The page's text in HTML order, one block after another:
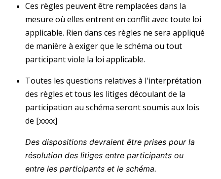
Ces règles peuvent être remplacées dans la
mesure où elles entrent en conflit avec toute loi
applicable. Rien dans ces règles ne sera appliqué
de manière à exiger que le schéma ou tout
participant viole la loi applicable.
Toutes les questions relatives à l'interprétation
des règles et tous les litiges découlant de la
participation au schéma seront soumis aux lois
de [xxxx]
Des dispositions devraient être prises pour la
résolution des litiges entre participants ou
entre les participants et le schéma.